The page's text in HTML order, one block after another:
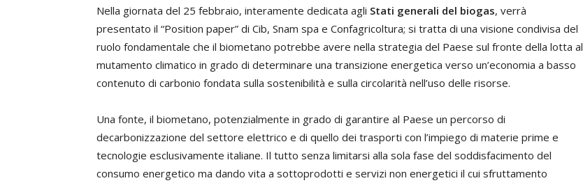
Nella giornata del 25 febbraio, interamente dedicata agli Stati generali del biogas, verrà
presentato il “Position paper” di Cib, Snam spa e Confagricoltura; si tratta di una visione condivisa del
ruolo fondamentale che il biometano potrebbe avere nella strategia del Paese sul fronte della lotta al
mutamento climatico in grado di determinare una transizione energetica verso un’economia a basso
contenuto di carbonio fondata sulla sostenibilità e sulla circolarità nell’uso delle risorse.
Una fonte, il biometano, potenzialmente in grado di garantire al Paese un percorso di
decarbonizzazione del settore elettrico e di quello dei trasporti con l’impiego di materie prime e
tecnologie esclusivamente italiane. Il tutto senza limitarsi alla sola fase del soddisfacimento del
consumo energetico ma dando vita a sottoprodotti e servizi non energetici il cui sfruttamento